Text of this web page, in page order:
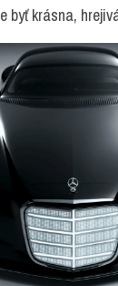
byť krásna,